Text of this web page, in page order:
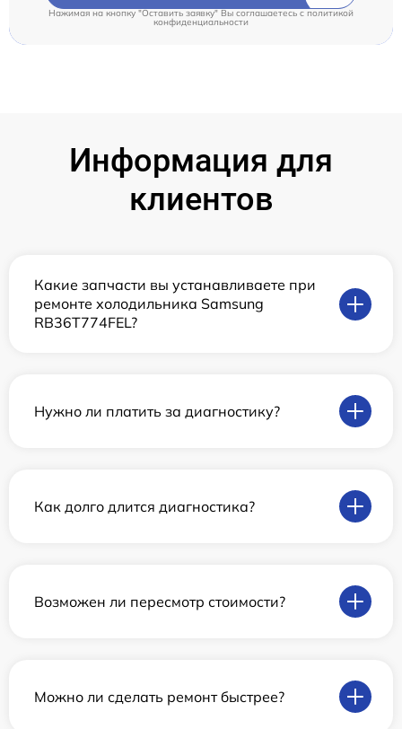
Нажимая на кнопку "Оставить заявку" Вы соглашаетесь c политикой
конфиденциальности
Информация для
клиентов
Какие запчасти вы устанавливаете при
ремонте холодильника Samsung
RB36T774FEL?
Нужно ли платить за диагностику?
Как долго длится диагностика?
Возможен ли пересмотр стоимости?
Можно ли сделать ремонт быстрее?